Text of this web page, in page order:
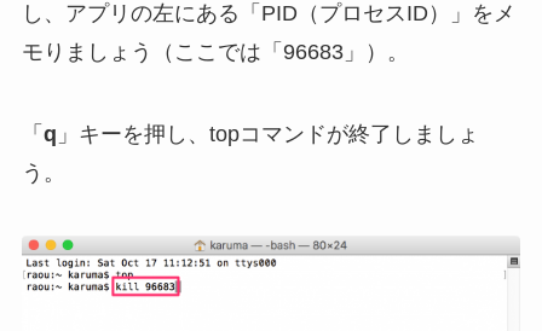
し、アプリの左にある「PID（プロセスID）」をメ
モりましょう（ここでは「96683」）。
「 q 」キーを押し、topコマンドが終了しましょ
う。